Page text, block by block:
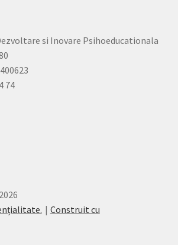
si Inovare Psihoeducationala
74
Construit cu